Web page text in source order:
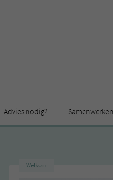
Advies nodig? Samenwerken
Welkom